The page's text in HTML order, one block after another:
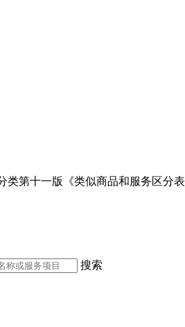
类第十一版《类似商品和服务区分表
搜索